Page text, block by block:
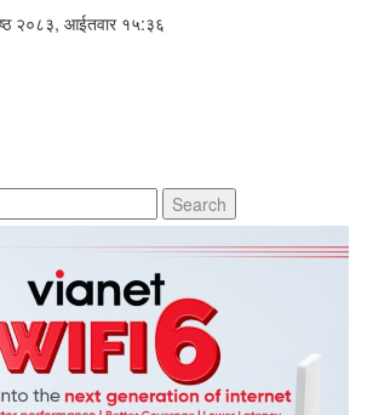
२०८३, आईतवार १५:३६